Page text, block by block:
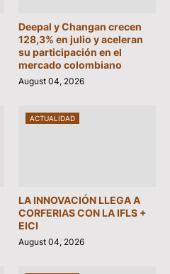
Deepal y Changan crecen
128,3% en julio y aceleran
su participación en el
mercado colombiano
August 04, 2026
ACTUALIDAD
LA INNOVACIÓN LLEGA A
CORFERIAS CON LA IFLS +
EICI
August 04, 2026